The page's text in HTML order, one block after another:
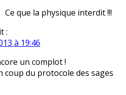
Ce que la physique interdit !!!
:
à 19:46
un complot !
coup du protocole des sages